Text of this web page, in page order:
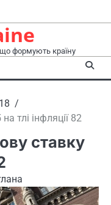
формують країну
18
тлі інфляції 82
ставку